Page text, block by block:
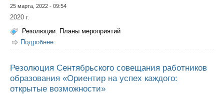
25 марта, 2022 - 09:54
2020 г.
Резолюции. Планы мероприятий
Подробнее
решений, принятых на Сентябрьском совещании
уровень».
Резолюция Сентябрьского совещания работников
образования «Ориентир на успех каждого:
открытые возможности»